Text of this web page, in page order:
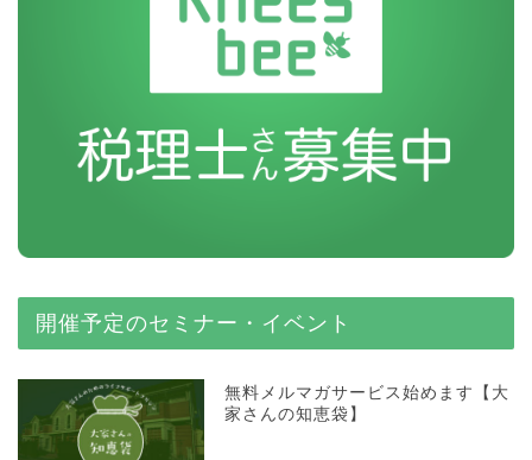
開催予定のセミナー・イベント
無料メルマガサービス始めます【大
家さんの知恵袋】